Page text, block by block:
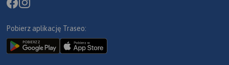
Pobierz aplikację Traseo: